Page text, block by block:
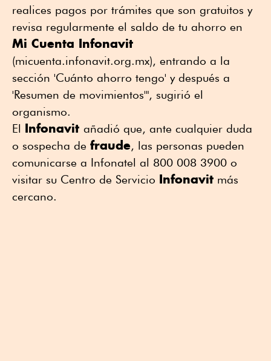
realices pagos por trámites que son gratuitos y
revisa regularmente el saldo de tu ahorro en
Mi Cuenta Infonavit
(micuenta.infonavit.org.mx), entrando a la
sección 'Cuánto ahorro tengo' y después a
'Resumen de movimientos'", sugirió el
organismo.
El Infonavit añadió que, ante cualquier duda
o sospecha de fraude, las personas pueden
comunicarse a Infonatel al 800 008 3900 o
visitar su Centro de Servicio Infonavit más
cercano.